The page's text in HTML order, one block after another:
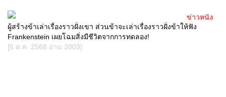
ผู้สร้างข้าเล่าเรื่องราวฝั่งเขา ส่วนข้าจะเล่าเรื่องราวฝั่งข้าให้ฟัง
Frankenstein เผยโฉมสิ่งมีชีวิตจากการทดลอง!
[6 ต.ค. 2568 อ่าน 2003]
ข่าวหนัง